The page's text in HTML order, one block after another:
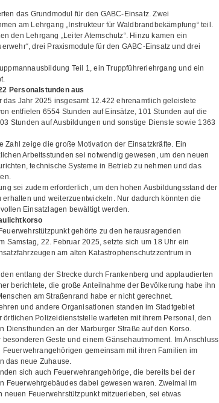
das Grundmodul für den GABC-Einsatz. Zwei
am Lehrgang „Instrukteur für Waldbrandbekämpfung“ teil.
den Lehrgang „Leiter Atemschutz“. Hinzu kamen ein
drei Praxismodule für den GABC-Einsatz und drei
Teil 1, ein Truppführerlehrgang und ein
Personalstunden aus
das Jahr 2025 insgesamt 12.422 ehrenamtlich geleistete
entfielen 6554 Stunden auf Einsätze, 101 Stunden auf die
Stunden auf Ausbildungen und sonstige Dienste sowie 1363
Zahl zeige die große Motivation der Einsatzkräfte. Ein
Arbeitsstunden sei notwendig gewesen, um den neuen
technische Systeme in Betrieb zu nehmen und das
sei zudem erforderlich, um den hohen Ausbildungsstand der
erhalten und weiterzuentwickeln. Nur dadurch könnten die
Einsatzlagen bewältigt werden.
gehörte zu den herausragenden
Samstag, 22. Februar 2025, setzte sich um 18 Uhr ein
am alten Katastrophenschutzzentrum in
entlang der Strecke durch Frankenberg und applaudierten
berichtete, die große Anteilnahme der Bevölkerung habe ihn
am Straßenrand habe er nicht gerechnet.
und andere Organisationen standen im Stadtgebiet
örtlichen Polizeidienststelle warteten mit ihrem Personal, den
Diensthunden an der Marburger Straße auf den Korso.
Geste und einem Gänsehautmoment. Im Anschluss
gemeinsam mit ihren Familien im
das neue Zuhause.
sich auch Feuerwehrangehörige, die bereits bei der
Feuerwehrgebäudes dabei gewesen waren. Zweimal im
neuen Feuerwehrstützpunkt mitzuerleben, sei etwas